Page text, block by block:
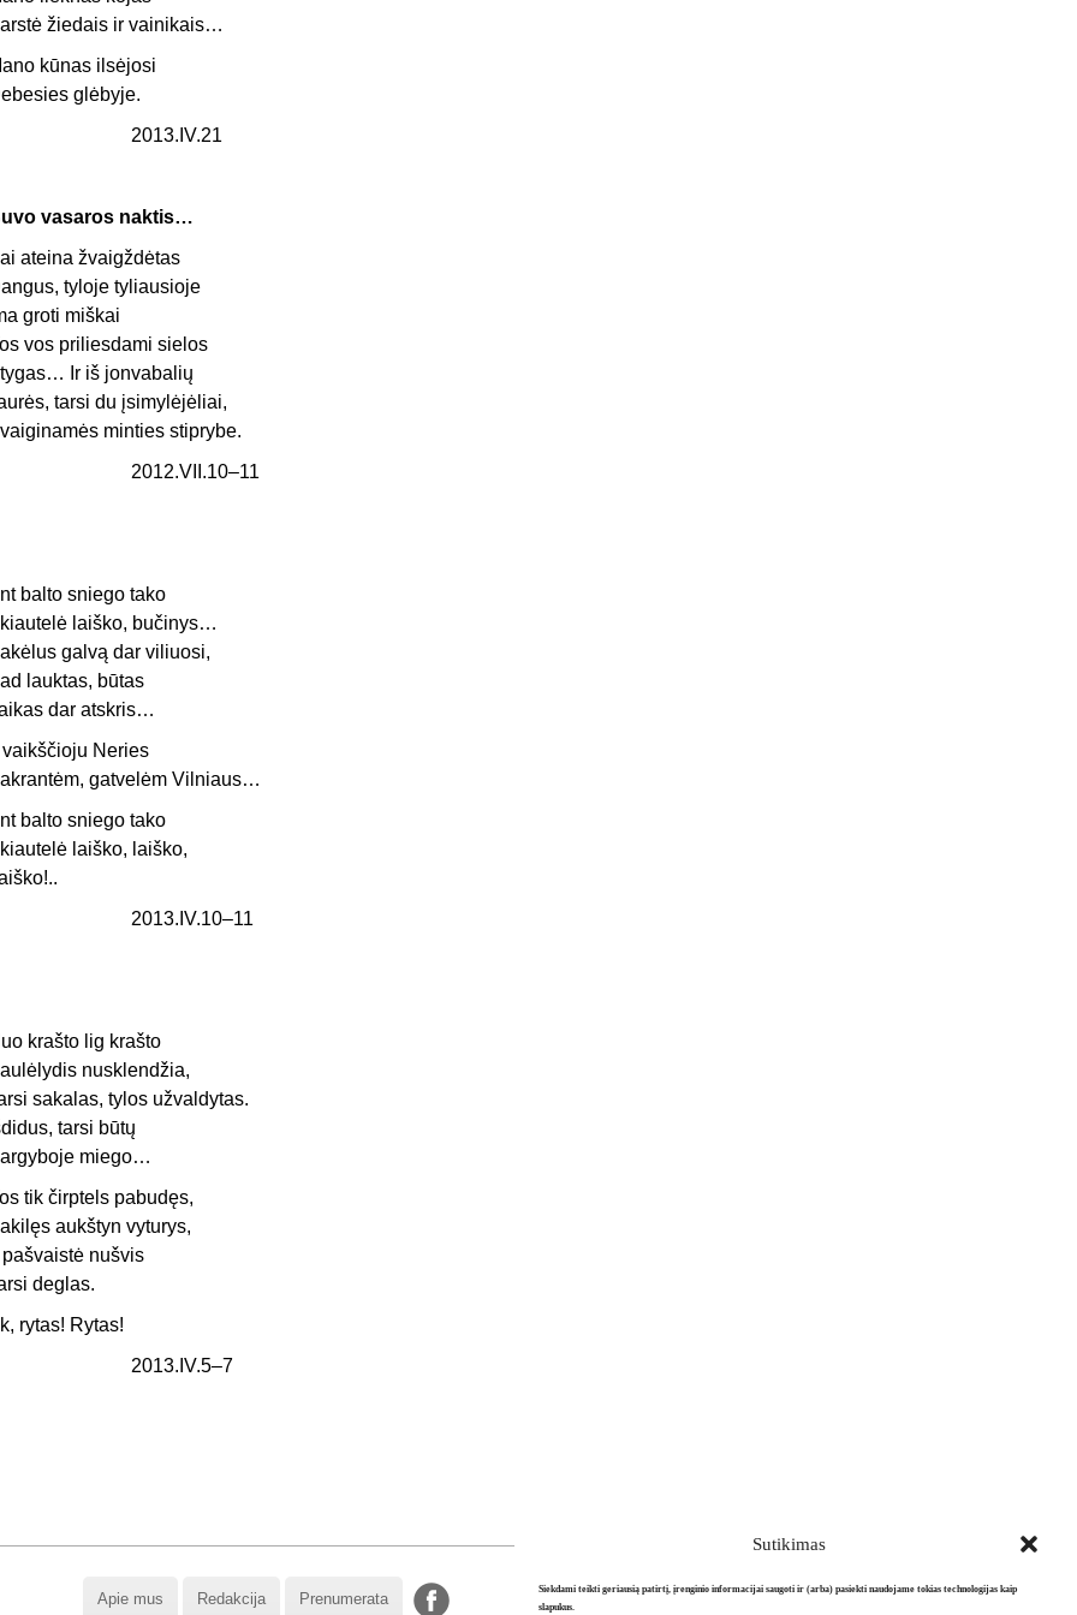
Sutikimas
Siekdami teikti geriausią patirtį, įrenginio informacijai saugoti ir (arba) pasiekti naudojame tokias technologijas kaip
slapukus.
žiedais ir vainikais…
kūnas ilsėjosi
glėbyje.
2013.IV.21
vasaros naktis…
ateina žvaigždėtas
tyloje tyliausioje
groti miškai
vos priliesdami sielos
Ir iš jonvabalių
tarsi du įsimylėjėliai,
minties stiprybe.
2012.VII.10–11
balto sniego tako
laiško, bučinys…
galvą dar viliuosi,
lauktas, būtas
dar atskris…
vaikščioju Neries
gatvelėm Vilniaus…
balto sniego tako
laiško, laiško,
2013.IV.10–11
krašto lig krašto
nusklendžia,
sakalas, tylos užvaldytas.
tarsi būtų
miego…
tik čirptels pabudęs,
aukštyn vyturys,
pašvaistė nušvis
deglas.
rytas! Rytas!
2013.IV.5–7
Apie mus Redakcija Prenumerata